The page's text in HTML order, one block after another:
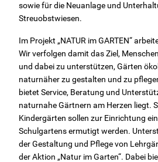
Kontakt
Newsletter
Netzwerk
Kinderschutz
Partizipation
sowie für die Neuanlage und
Streuobstwiesen.
Im Projekt „NATUR im GARTEN“
Wir verfolgen damit das Ziel,
und dabei zu unterstützen, Gärten
naturnäher zu gestalten und zu
bietet Service, Beratung und
naturnahe Gärtnern am Herzen liegt.
Kindergärten sollen zur Einrichtung
Schulgartens ermutigt werden.
der Gestaltung und Pflege von
der Aktion „Natur im Garten“. Dabei